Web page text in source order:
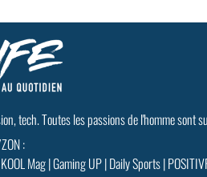
tech. Toutes les passions de l'homme sont
:
KOOL Mag|Gaming UP|Daily Sports|